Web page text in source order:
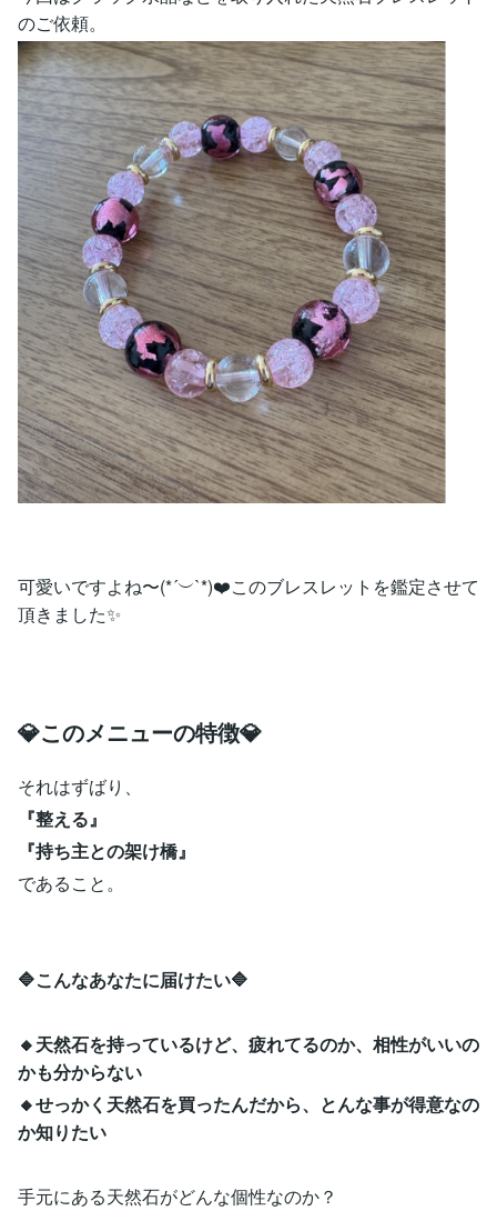
のご依頼。
可愛いですよね〜(*´︶`*)❤️このブレスレットを鑑定させて
頂きました✨
💎このメニューの特徴💎
それはずばり、
『整える』
『持ち主との架け橋』
であること。
🔷こんなあなたに届けたい🔷
🔸天然石を持っているけど、疲れてるのか、相性がいいの
かも分からない
🔸せっかく天然石を買ったんだから、とんな事が得意なの
か知りたい
手元にある天然石がどんな個性なのか？